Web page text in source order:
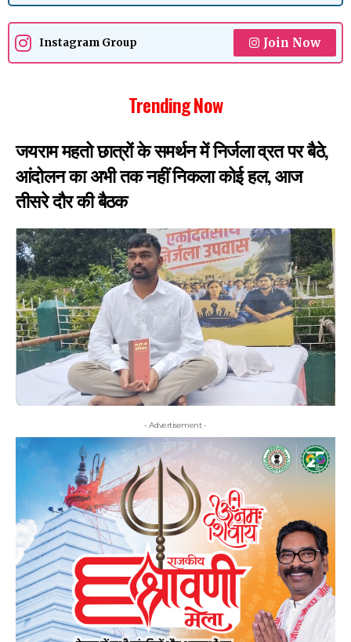
Instagram Group Join Now
Trending Now
जयराम महतो छात्रों के समर्थन में निर्जला व्रत पर बैठे,
आंदोलन का अभी तक नहीं निकला कोई हल, आज
तीसरे दौर की बैठक
- Advertisement -